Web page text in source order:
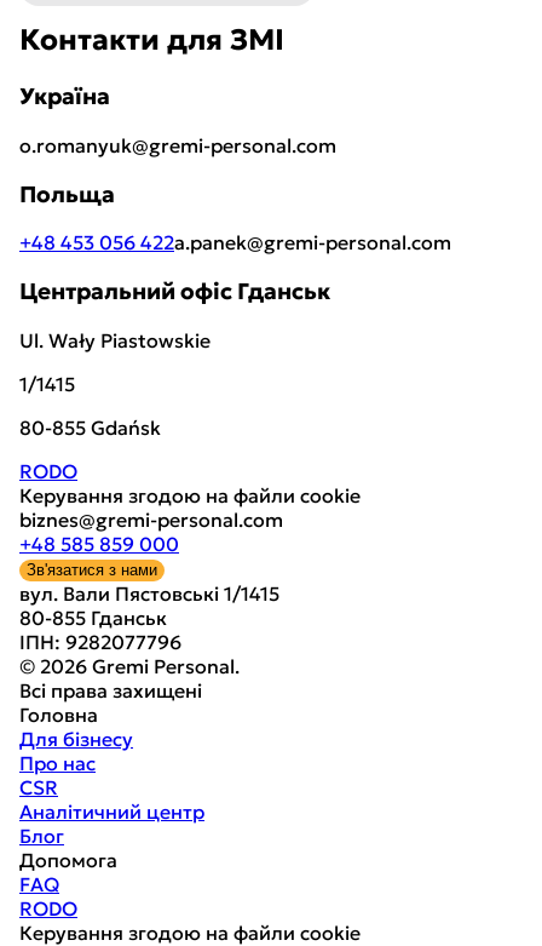
Контакти для ЗМІ
Україна
o.romanyuk@gremi-personal.com
Польща
+48 453 056 422a.panek@gremi-personal.com
Центральний офіс Гданськ
Ul. Wały Piastowskie
1/1415
80-855 Gdańsk
RODO
Керування згодою на файли cookie
biznes@gremi-personal.com
+48 585 859 000
Зв'язатися з нами
вул. Вали Пястовські 1/1415
80-855 Гданськ
ІПН: 9282077796
© 2026 Gremi Personal.
Всі права захищені
Головна
Для бізнесу
Про нас
CSR
Аналітичний центр
Блог
Допомога
FAQ
RODO
Керування згодою на файли cookie